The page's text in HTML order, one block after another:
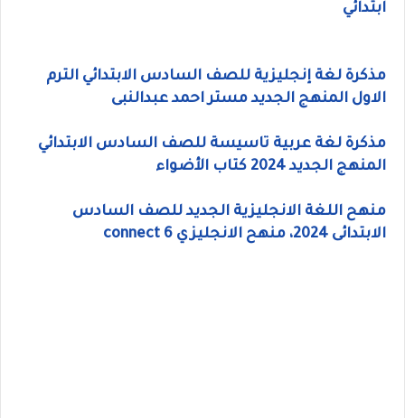
ابتدائي
مذكرة لغة إنجليزية للصف السادس الابتدائي الترم
الاول المنهج الجديد مستر احمد عبدالنبى
مذكرة لغة عربية تاسيسة للصف السادس الابتدائي
المنهج الجديد 2024 كتاب الأضواء
منهح اللغة الانجليزية الجديد للصف السادس
الابتدائى 2024، منهح الانجليزي connect 6